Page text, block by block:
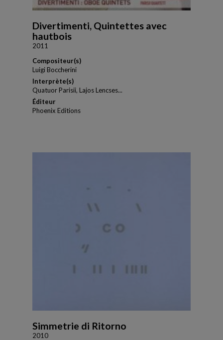
Divertimenti, Quintettes avec
hautbois
2011
Compositeur(s)
Luigi Boccherini
Interprète(s)
Quatuor Parisii, Lajos Lencses...
Éditeur
Phoenix Editions
Simmetrie di Ritorno
2010